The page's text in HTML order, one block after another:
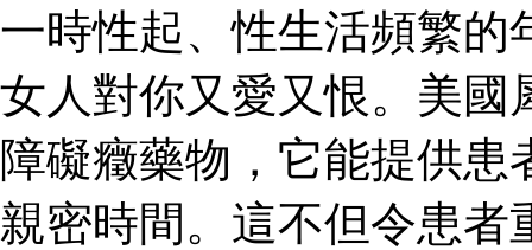
一時性起、性生活頻繁的
女人對你又愛又恨。美國
障礙癥藥物，它能提供
親密時間。這不但令患